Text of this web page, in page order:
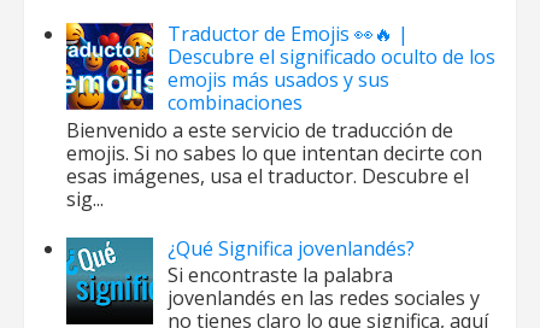
Traductor de Emojis 👀🔥 |
Descubre el significado oculto de los
emojis más usados y sus
combinaciones
Bienvenido a este servicio de traducción de
emojis. Si no sabes lo que intentan decirte con
esas imágenes, usa el traductor. Descubre el
sig...
¿Qué Significa jovenlandés?
Si encontraste la palabra
jovenlandés en las redes sociales y
no tienes claro lo que significa, aquí